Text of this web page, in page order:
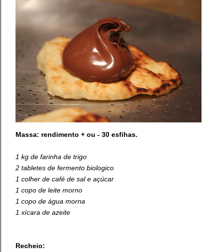
Massa: rendimento + ou - 30 esfihas.
1 kg de farinha de trigo
2 tabletes de fermento biologico
1 colher de café de sal e açúcar
1 copo de leite morno
1 copo de água morna
1 xícara de azeite
Recheio: